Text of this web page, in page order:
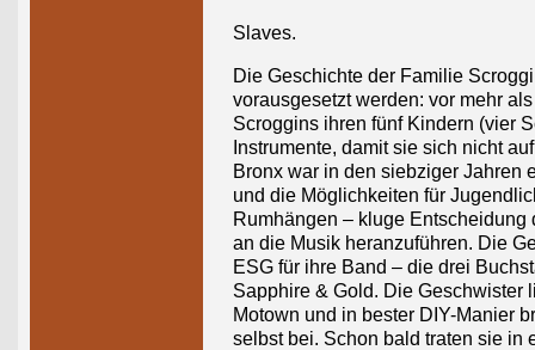
Slaves.
Die Geschichte der Familie
vorausgesetzt werden: vor mehr
Scroggins ihren fünf Kindern (vier
Instrumente, damit sie sich nicht
Bronx war in den siebziger Jahren
und die Möglichkeiten für
Rumhängen – kluge
an die Musik heranzuführen. Die
ESG für ihre Band – die drei
Sapphire & Gold. Die Geschwister
Motown und in bester DIY-Manier
selbst bei. Schon bald traten sie in